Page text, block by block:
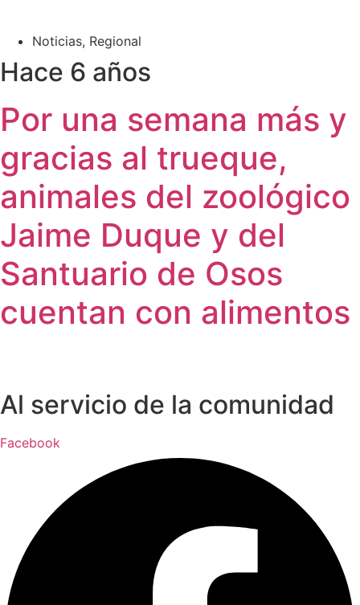
Noticias, Regional
Hace 6 años
Por una semana más y
gracias al trueque,
animales del zoológico
Jaime Duque y del
Santuario de Osos
cuentan con alimentos
Al servicio de la comunidad
Facebook